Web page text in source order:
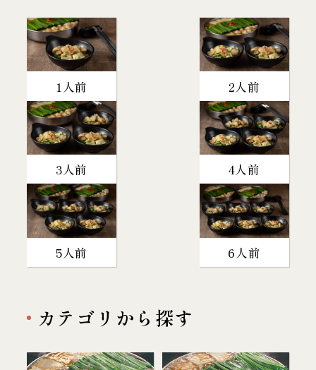
1人前 2人前
3人前 4人前
5人前 6人前
カテゴリから探す